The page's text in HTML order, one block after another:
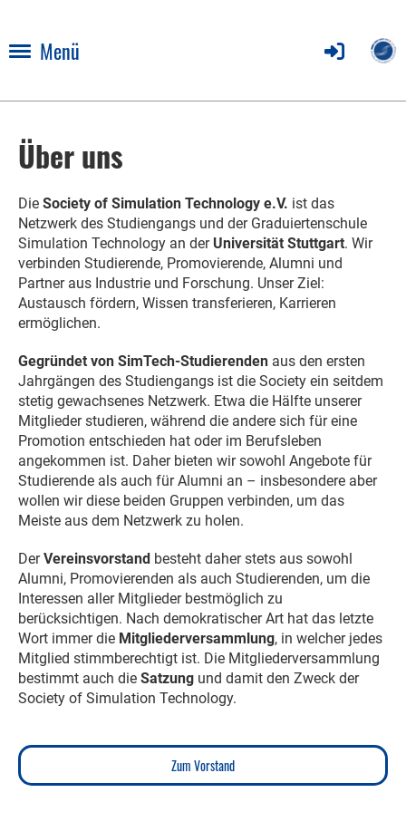
Menü
Über uns
Die Society of Simulation Technology e.V. ist das
Netzwerk des Studiengangs und der Graduiertenschule
Simulation Technology an der Universität Stuttgart. Wir
verbinden Studierende, Promovierende, Alumni und
Partner aus Industrie und Forschung. Unser Ziel:
Austausch fördern, Wissen transferieren, Karrieren
ermöglichen.
Gegründet von SimTech-Studierenden aus den ersten
Jahrgängen des Studiengangs ist die Society ein seitdem
stetig gewachsenes Netzwerk. Etwa die Hälfte unserer
Mitglieder studieren, während die andere sich für eine
Promotion entschieden hat oder im Berufsleben
angekommen ist. Daher bieten wir sowohl Angebote für
Studierende als auch für Alumni an – insbesondere aber
wollen wir diese beiden Gruppen verbinden, um das
Meiste aus dem Netzwerk zu holen.
DerVereinsvorstand besteht daher stets aus sowohl
Alumni, Promovierenden als auch Studierenden, um die
Interessen aller Mitglieder bestmöglich zu
berücksichtigen. Nach demokratischer Art hat das letzte
Wort immer die Mitgliederversammlung, in welcher jedes
Mitglied stimmberechtigt ist. Die Mitgliederversammlung
bestimmt auch die Satzung und damit den Zweck der
Society of Simulation Technology.
Zum Vorstand